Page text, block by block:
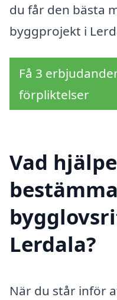
du får den bästa
byggprojekt i
Få 3
förpliktelser
Vad
Lerdala?
När du står inför